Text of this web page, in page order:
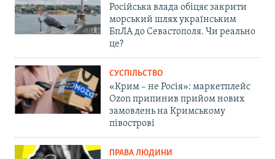
Російська влада обіцяє закрити
морський шлях українським
БпЛА до Севастополя. Чи реально
це?
СУСПІЛЬСТВО
«Крим – не Росія»: маркетплейс
Ozon припинив прийом нових
замовлень на Кримському
півострові
ПРАВА ЛЮДИНИ